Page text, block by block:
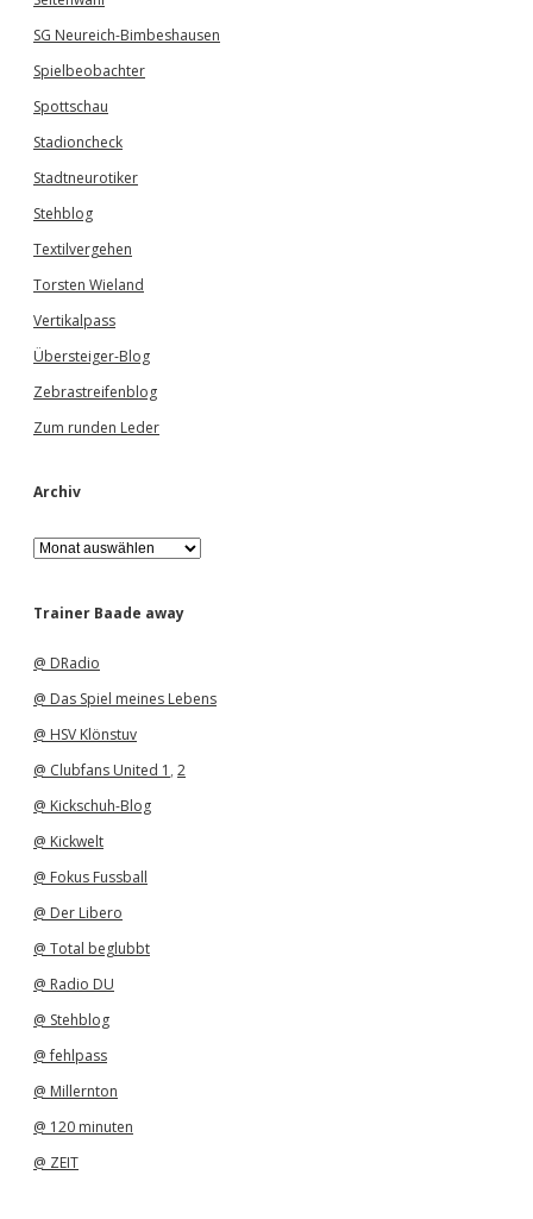
SG Neureich-Bimbeshausen
Spielbeobachter
Spottschau
Stadioncheck
Stadtneurotiker
Stehblog
Textilvergehen
Torsten Wieland
Vertikalpass
Übersteiger-Blog
Zebrastreifenblog
Zum runden Leder
Archiv
A
r
h
Trainer Baade away
@ DRadio
@ Das Spiel meines Lebens
@ HSV Klönstuv
@ Clubfans United 1 , 2
@ Kickschuh-Blog
@ Kickwelt
@ Fokus Fussball
@ Der Libero
@ Total beglubbt
@ Radio DU
@ Stehblog
@ fehlpass
@ Millernton
@ 120 minuten
@ ZEIT